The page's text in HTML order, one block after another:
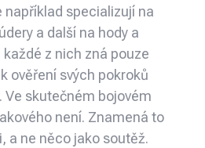
například specializují na
a další na hody a
každé z nich zná pouze
ověření svých pokroků
skutečném bojovém
není. Znamená to
a ne něco jako soutěž.